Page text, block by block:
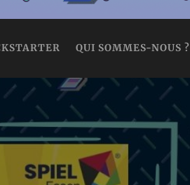
QUI SOMMES-NOUS ?